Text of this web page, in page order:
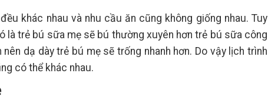
khác nhau và nhu cầu ăn cũng không giống nhau. Tuy
là trẻ bú sữa mẹ sẽ bú thường xuyên hơn trẻ bú sữa công
dạ dày trẻ bú mẹ sẽ trống nhanh hơn. Do vậy lịch trình
có thể khác nhau.